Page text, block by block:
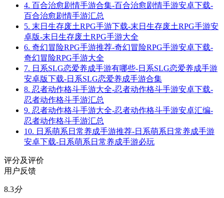
4. 百合治愈剧情手游合集-百合治愈剧情手游安卓下载-
百合治愈剧情手游汇总
5. 末日生存废土RPG手游下载-末日生存废土RPG手游安
卓版-末日生存废土RPG手游大全
6. 奇幻冒险RPG手游推荐-奇幻冒险RPG手游安卓下载-
奇幻冒险RPG手游大全
7. 日系SLG恋爱养成手游有哪些-日系SLG恋爱养成手游
安卓版下载-日系SLG恋爱养成手游合集
8. 忍者动作格斗手游大全-忍者动作格斗手游安卓下载-
忍者动作格斗手游汇总
9. 忍者动作格斗手游大全-忍者动作格斗手游安卓汇编-
忍者动作格斗手游汇总
10. 日系萌系日常养成手游推荐-日系萌系日常养成手游
安卓下载-日系萌系日常养成手游必玩
评分及评价
用户反馈
8.3分